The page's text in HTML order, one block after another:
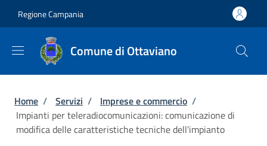
Regione Campania
Comune di Ottaviano
Briciole di pane
Home / Servizi / Imprese e commercio /
Impianti per teleradiocomunicazioni: comunicazione di
modifica delle caratteristiche tecniche dell'impianto